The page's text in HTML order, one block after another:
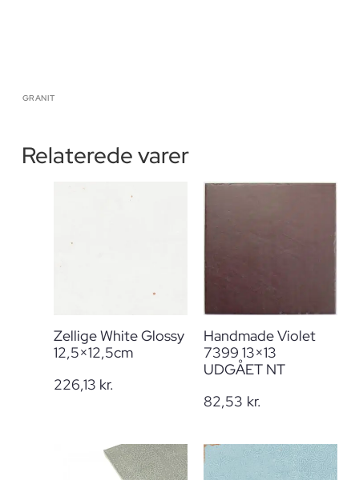
GRANIT
Relaterede varer
Zellige White Glossy
12,5×12,5cm
226,13 kr.
Handmade Violet
7399 13×13
UDGÅET NT
82,53 kr.